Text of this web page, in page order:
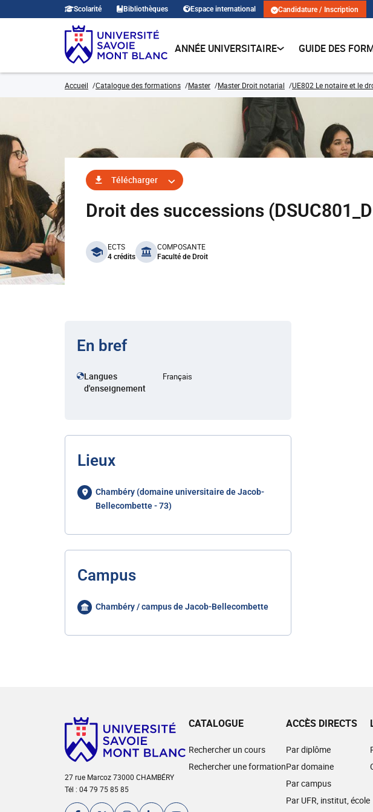
Scolarité Bibliothèques Espace international Candidature / Inscription
ANNÉE UNIVERSITAIRE GUIDE DES
Accueil Catalogue des formations Master Master Droit notarial UE802 Le notaire et le
Télécharger
Droit des successions
benefits
ECTS
4 crédits
COMPOSANTE
Faculté de Droit
En bref
Langues
d'enseignement
Français
Lieux
Chambéry (domaine universitaire de Jacob-
Bellecombette - 73)
Campus
Chambéry / campus de Jacob-Bellecombette
27 rue Marcoz 73000 CHAMBÉRY
Tél : 04 79 75 85 85
CATALOGUE
Rechercher un cours
Rechercher une formation
ACCÈS DIRECTS
Par diplôme
Par domaine
Par campus
Par UFR, institut, école